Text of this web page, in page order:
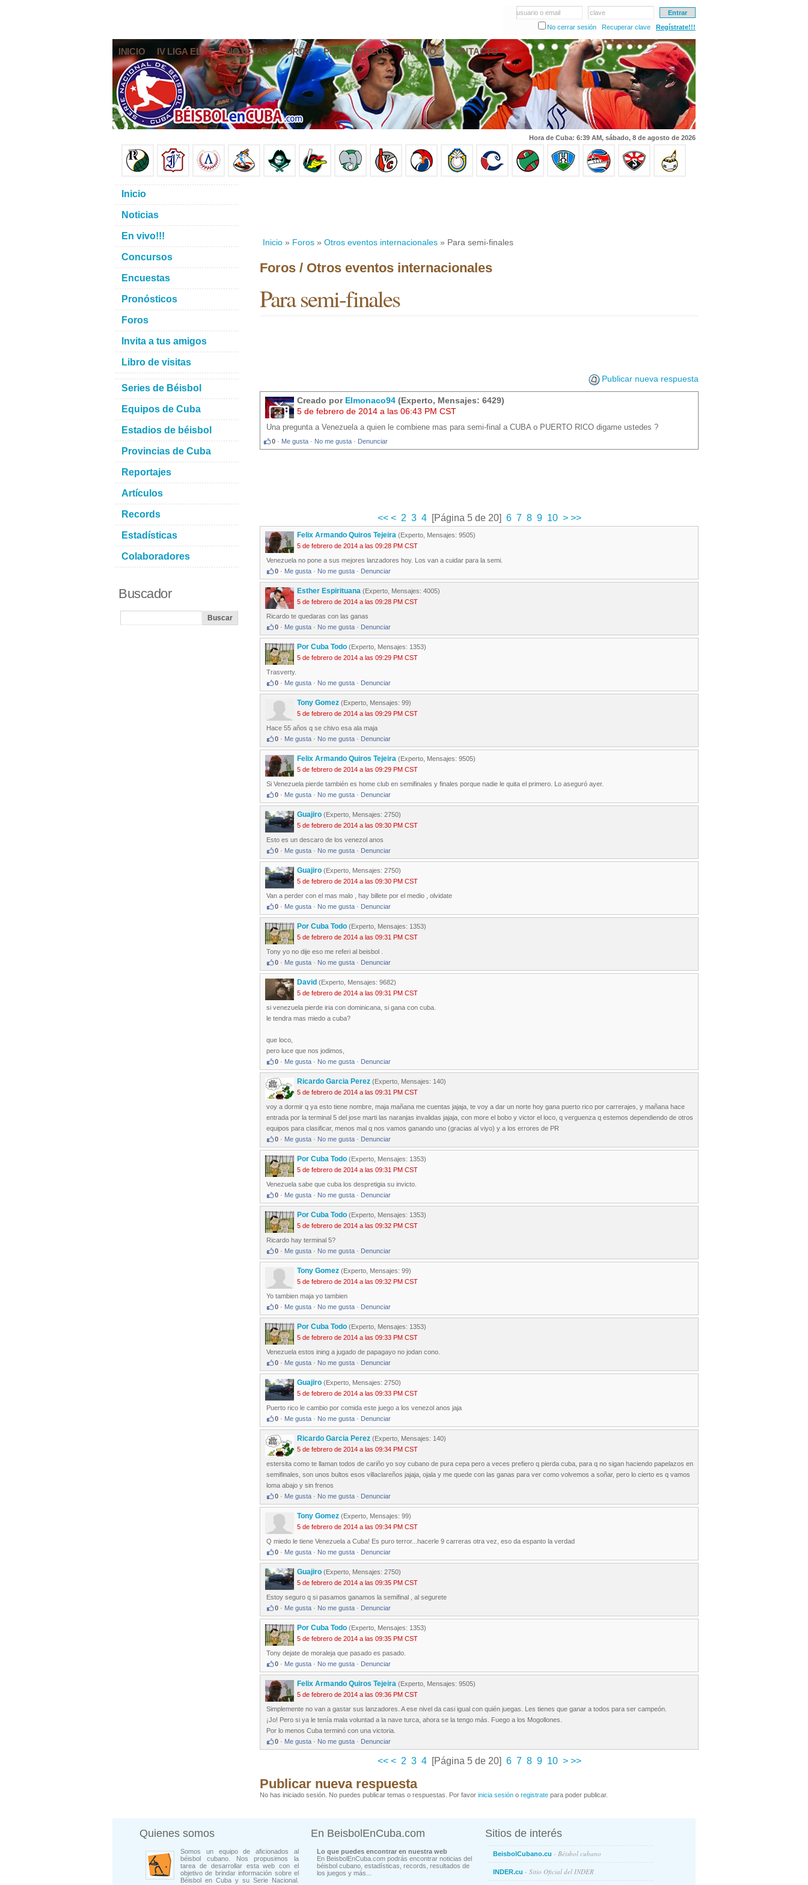
usuario o email
clave
No cerrar sesión
Recuperar clave Regístrate!!!
INICIO IV LIGA ELITE NOTICIAS FOROS PRONÓSTICOS EN VIVO CONTACTO
Hora de Cuba: 6:39 AM, sábado, 8 de agosto de 2026
Inicio » Foros » Otros eventos internacionales » Para semi-finales
Foros / Otros eventos internacionales
Para semi-finales
Publicar nueva respuesta
Creado por Elmonaco94 (Experto, Mensajes: 6429)
5 de febrero de 2014 a las 06:43 PM CST
Una pregunta a Venezuela a quien le combiene mas para semi-final a CUBA o PUERTO RICO digame ustedes ?
0 · Me gusta · No me gusta · Denunciar
<< < 2 3 4 [Página 5 de 20] 6 7 8 9 10 >>>
Felix Armando Quiros Tejeira (Experto, Mensajes: 9505)
5 de febrero de 2014 a las 09:28 PM CST
Venezuela no pone a sus mejores lanzadores hoy. Los van a cuidar para la semi.
0 · Me gusta · No me gusta · Denunciar
Esther Espirituana (Experto, Mensajes: 4005)
5 de febrero de 2014 a las 09:28 PM CST
Ricardo te quedaras con las ganas
0 · Me gusta · No me gusta · Denunciar
Por Cuba Todo (Experto, Mensajes: 1353)
5 de febrero de 2014 a las 09:29 PM CST
Trasverty.
0 · Me gusta · No me gusta · Denunciar
Tony Gomez (Experto, Mensajes: 99)
5 de febrero de 2014 a las 09:29 PM CST
Hace 55 años q se chivo esa ala maja
0 · Me gusta · No me gusta · Denunciar
Felix Armando Quiros Tejeira (Experto, Mensajes: 9505)
5 de febrero de 2014 a las 09:29 PM CST
Si Venezuela pierde también es home club en semifinales y finales porque nadie le quita el primero. Lo aseguró ayer.
0 · Me gusta · No me gusta · Denunciar
Guajiro (Experto, Mensajes: 2750)
5 de febrero de 2014 a las 09:30 PM CST
Esto es un descaro de los venezol anos
0 · Me gusta · No me gusta · Denunciar
Guajiro (Experto, Mensajes: 2750)
5 de febrero de 2014 a las 09:30 PM CST
Van a perder con el mas malo , hay billete por el medio , olvidate
0 · Me gusta · No me gusta · Denunciar
Por Cuba Todo (Experto, Mensajes: 1353)
5 de febrero de 2014 a las 09:31 PM CST
Tony yo no dije eso me referi al beisbol .
0 · Me gusta · No me gusta · Denunciar
David (Experto, Mensajes: 9682)
5 de febrero de 2014 a las 09:31 PM CST
si venezuela pierde iria con dominicana, si gana con cuba.
le tendra mas miedo a cuba?
que loco,
pero luce que nos jodimos,
0 · Me gusta · No me gusta · Denunciar
Ricardo Garcia Perez (Experto, Mensajes: 140)
5 de febrero de 2014 a las 09:31 PM CST
voy a dormir q ya esto tiene nombre, maja mañana me cuentas jajaja, te voy a dar un norte hoy gana puerto rico por carrerajes, y mañana hace
entrada por la terminal 5 del jose marti las naranjas invalidas jajaja, con more el bobo y victor el loco, q verguenza q estemos dependiendo de otros
equipos para clasificar, menos mal q nos vamos ganando uno (gracias al viyo) y a los errores de PR
0 · Me gusta · No me gusta · Denunciar
Por Cuba Todo (Experto, Mensajes: 1353)
5 de febrero de 2014 a las 09:31 PM CST
Venezuela sabe que cuba los despretigia su invicto.
0 · Me gusta · No me gusta · Denunciar
Por Cuba Todo (Experto, Mensajes: 1353)
5 de febrero de 2014 a las 09:32 PM CST
Ricardo hay terminal 5?
0 · Me gusta · No me gusta · Denunciar
Tony Gomez (Experto, Mensajes: 99)
5 de febrero de 2014 a las 09:32 PM CST
Yo tambien maja yo tambien
0 · Me gusta · No me gusta · Denunciar
Por Cuba Todo (Experto, Mensajes: 1353)
5 de febrero de 2014 a las 09:33 PM CST
Venezuela estos ining a jugado de papagayo no jodan cono.
0 · Me gusta · No me gusta · Denunciar
Guajiro (Experto, Mensajes: 2750)
5 de febrero de 2014 a las 09:33 PM CST
Puerto rico le cambio por comida este juego a los venezol anos jaja
0 · Me gusta · No me gusta · Denunciar
Ricardo Garcia Perez (Experto, Mensajes: 140)
5 de febrero de 2014 a las 09:34 PM CST
estersita como te llaman todos de cariño yo soy cubano de pura cepa pero a veces prefiero q pierda cuba, para q no sigan haciendo papelazos en
semifinales, son unos bultos esos villaclareños jajaja, ojala y me quede con las ganas para ver como volvemos a soñar, pero lo cierto es q vamos
loma abajo y sin frenos
0 · Me gusta · No me gusta · Denunciar
Tony Gomez (Experto, Mensajes: 99)
5 de febrero de 2014 a las 09:34 PM CST
Q miedo le tiene Venezuela a Cuba! Es puro terror...hacerle 9 carreras otra vez, eso da espanto la verdad
0 · Me gusta · No me gusta · Denunciar
Guajiro (Experto, Mensajes: 2750)
5 de febrero de 2014 a las 09:35 PM CST
Estoy seguro q si pasamos ganamos la semifinal , al segurete
0 · Me gusta · No me gusta · Denunciar
Por Cuba Todo (Experto, Mensajes: 1353)
5 de febrero de 2014 a las 09:35 PM CST
Tony dejate de moraleja que pasado es pasado.
0 · Me gusta · No me gusta · Denunciar
Felix Armando Quiros Tejeira (Experto, Mensajes: 9505)
5 de febrero de 2014 a las 09:36 PM CST
Simplemente no van a gastar sus lanzadores. A ese nivel da casi igual con quién juegas. Les tienes que ganar a todos para ser campeón.
¡Jo! Pero si ya le tenía mala voluntad a la nave turca, ahora se la tengo más. Fuego a los Mogollones.
Por lo menos Cuba terminó con una victoria.
0 · Me gusta · No me gusta · Denunciar
<< < 2 3 4 [Página 5 de 20] 6 7 8 9 10 >>>
Publicar nueva respuesta
No has iniciado sesión. No puedes publicar temas o respuestas. Por favor inicia sesión o registrate para poder publicar.
Inicio
Noticias
En vivo!!!
Concursos
Encuestas
Pronósticos
Foros
Invita a tus amigos
Libro de visitas
Series de Béisbol
Equipos de Cuba
Estadios de béisbol
Provincias de Cuba
Reportajes
Artículos
Records
Estadísticas
Colaboradores
Buscador
Quienes somos
Somos un equipo de aficionados al
béisbol cubano. Nos propusimos la
tarea de desarrollar esta web con el
objetivo de brindar información sobre el
Béisbol en Cuba y su Serie Nacional.
En BeisbolEnCuba.com
Lo que puedes encontrar en nuestra web
En BeisbolEnCuba.com podrás encontrar noticias del
béisbol cubano, estadísticas, records, resultados de
los juegos y más...
Sitios de interés
BeisbolCubano.cu - Béisbol cubano
INDER.cu - Sitio Oficial del INDER